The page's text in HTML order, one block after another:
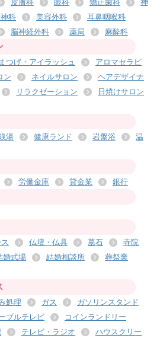
皮膚科 眼科 矯正歯科
神
科 美容外科
耳鼻咽喉科
脳神経外科 薬局 麻酔科
まつげ・アイラッシュ
アロマセラピ
ン ネイルサロン
ヘアデザイナ
リラクゼーション
日焼けサロン
湯 健康ランド 岩盤浴
温
労働金庫 貸金業 銀行
仏壇・仏具 墓石
寺院
婚式場 結婚相談所
葬祭業
処理 ガス
ガソリンスタンド
ブルテレビ
コインランドリー
テレビ・ラジオ
ハウスクリー